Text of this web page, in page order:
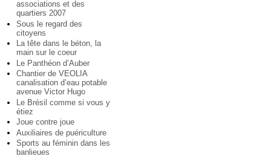
associations et des
quartiers 2007
Sous le regard des
citoyens
La tête dans le béton, la
main sur le coeur
Le Panthéon d’Auber
Chantier de VEOLIA
canalisation d’eau potable
avenue Victor Hugo
Le Brésil comme si vous y
étiez
Joue contre joue
Auxiliaires de puériculture
Sports au féminin dans les
banlieues